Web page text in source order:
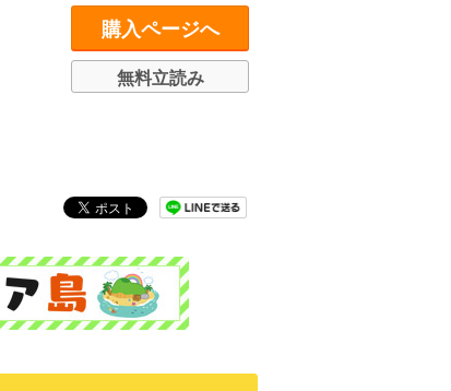
購入ページへ
無料立読み